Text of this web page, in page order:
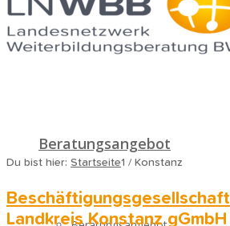
Beratungsangebot
Du bist hier: Startseite1 / Konstanz
Beschäftigungsgesellschaft
Landkreis Konstanz gGmbH